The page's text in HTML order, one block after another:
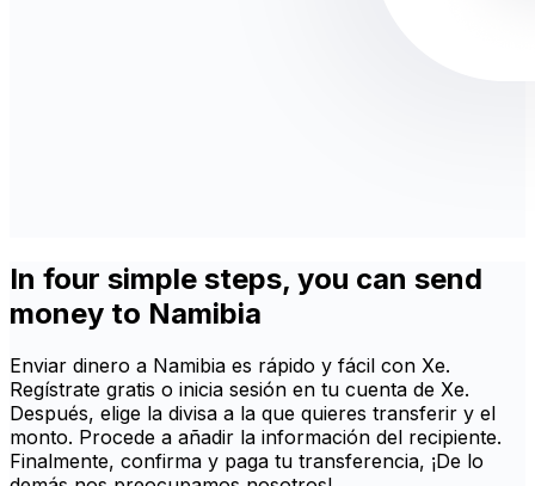
In four simple steps, you can send
money to Namibia
Enviar dinero a Namibia es rápido y fácil con Xe.
Regístrate gratis o inicia sesión en tu cuenta de Xe.
Después, elige la divisa a la que quieres transferir y el
monto. Procede a añadir la información del recipiente.
Finalmente, confirma y paga tu transferencia, ¡De lo